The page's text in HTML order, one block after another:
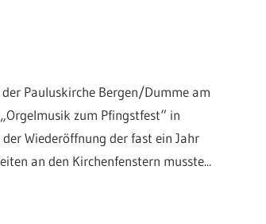
Pauluskirche Bergen/Dumme am
zum Pfingstfest“ in
Wiederöffnung der fast ein Jahr
an den Kirchenfenstern musste...